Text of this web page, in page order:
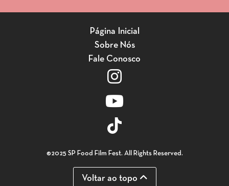
Página Inicial
Sobre Nós
Fale Conosco
©2025 SP Food Film Fest. All Rights Reserved.
Voltar ao topo